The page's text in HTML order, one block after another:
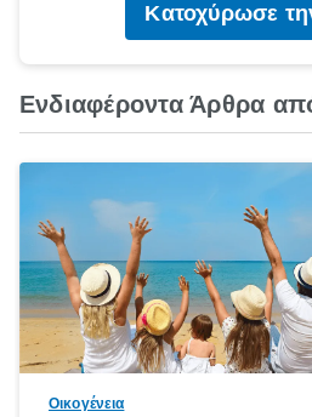
Κατοχύρωσε
Ενδιαφέροντα Άρθρα
Οικογένεια